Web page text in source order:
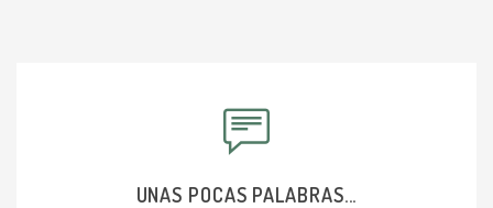
UNAS POCAS PALABRAS...